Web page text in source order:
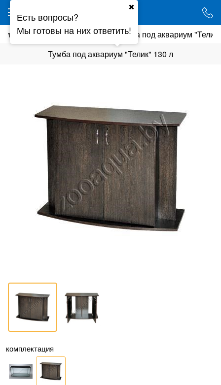
Панорамные тумбы
Тумба под аквариум
Тумба под аквариум "Телик" 130 л
комплектация
Есть вопросы?
Мы готовы на них ответить!
Ваш город - Минск,
угадали?
ДА НЕТ